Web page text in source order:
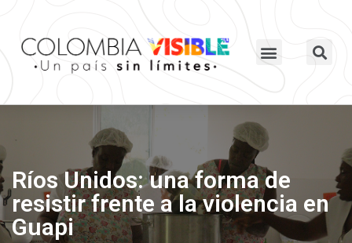
Ríos Unidos: una forma de
resistir frente a la violencia en
Guapi